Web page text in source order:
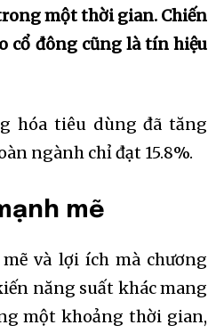
một thời gian. Chiến
cổ đông cũng là tín hiệu
hóa tiêu dùng đã tăng
ngành chỉ đạt 15.8%.
mẽ
và lợi ích mà chương
năng suất khác mang
một khoảng thời gian,